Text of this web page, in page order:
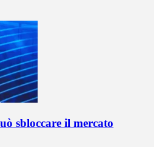
sbloccare il mercato